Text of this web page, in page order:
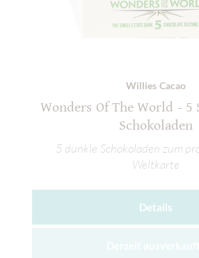
Willies Cacao
Wonders Of The World - 5
Schokoladen
5 dunkle Schokoladen zum
Weltkarte
Details